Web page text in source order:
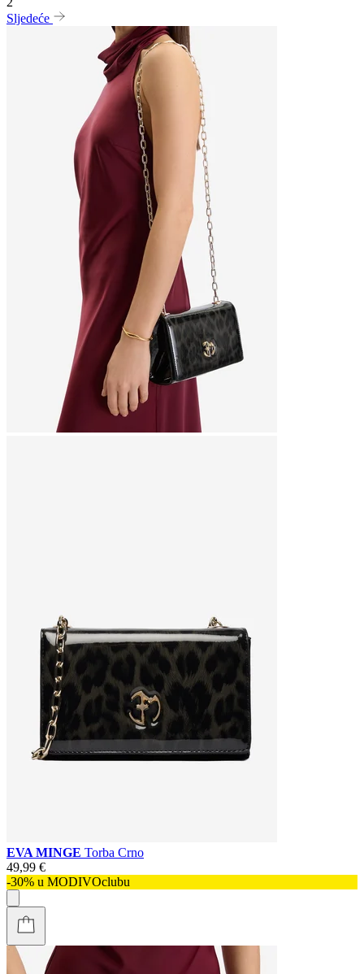
Sljedeće
EVA MINGE Torba Crno
49,99 €
-30% u MODIVOclubu